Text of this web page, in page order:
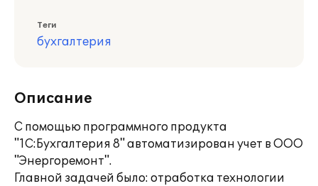
Теги
бухгалтерия
Описание
С помощью программного продукта
"1С:Бухгалтерия 8" автоматизирован учет в ООО
"Энергоремонт".
Главной задачей было: отработка технологии